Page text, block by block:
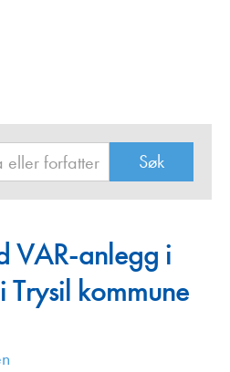
VAR-anlegg i
kommune